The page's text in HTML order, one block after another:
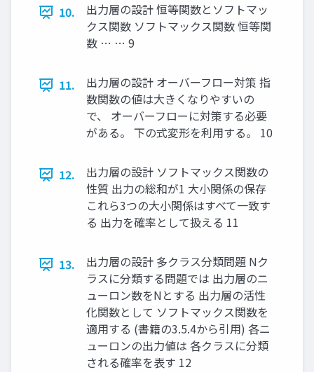
10.
出力層の設計 恒等関数とソフトマッ
クス関数 ソフトマックス関数 恒等関
数 … … 9
11.
出力層の設計 オーバーフロー対策 指
数関数の値は大きくなりやすいの
で、 オーバーフローに対策する必要
がある。 下の式変形を利用する。 10
12.
出力層の設計 ソフトマックス関数の
性質 出力の総和が1 大小関係の保存
これら3つの大小関係はすべて一致す
る 出力を確率として扱える 11
13.
出力層の設計 多クラス分類問題 Nク
ラスに分類する問題では 出力層のニ
ューロン数をNとする 出力層の活性
化関数として ソフトマックス関数を
適用する (書籍の3.5.4から引用) 各ニ
ューロンの出力値は 各クラスに分類
される確率を表す 12